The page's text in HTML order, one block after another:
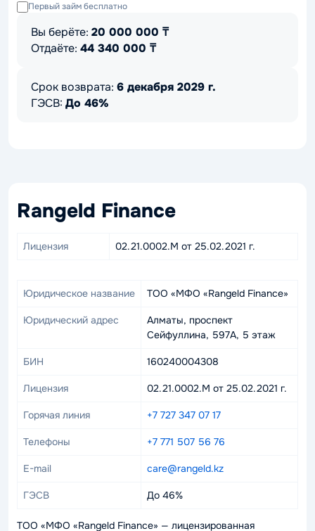
Первый займ бесплатно
Вы берёте: 20 000 000 ₸
Отдаёте: 44 340 000 ₸
Срок возврата: 6 декабря 2029 г.
ГЭСВ: До 46%
Rangeld Finance
Лицензия 02.21.0002.M от 25.02.2021 г.
Юридическое название ТОО «МФО «Rangeld Finance»
Юридический адрес
Алматы, проспект
Сейфуллина, 597А, 5 этаж
БИН 160240004308
Лицензия 02.21.0002.M от 25.02.2021 г.
Горячая линия +7 727 347 07 17
Телефоны +7 771 507 56 76
E-mail care@rangeld.kz
ГЭСВ До 46%
ТОО «МФО «Rangeld Finance» — лицензированная